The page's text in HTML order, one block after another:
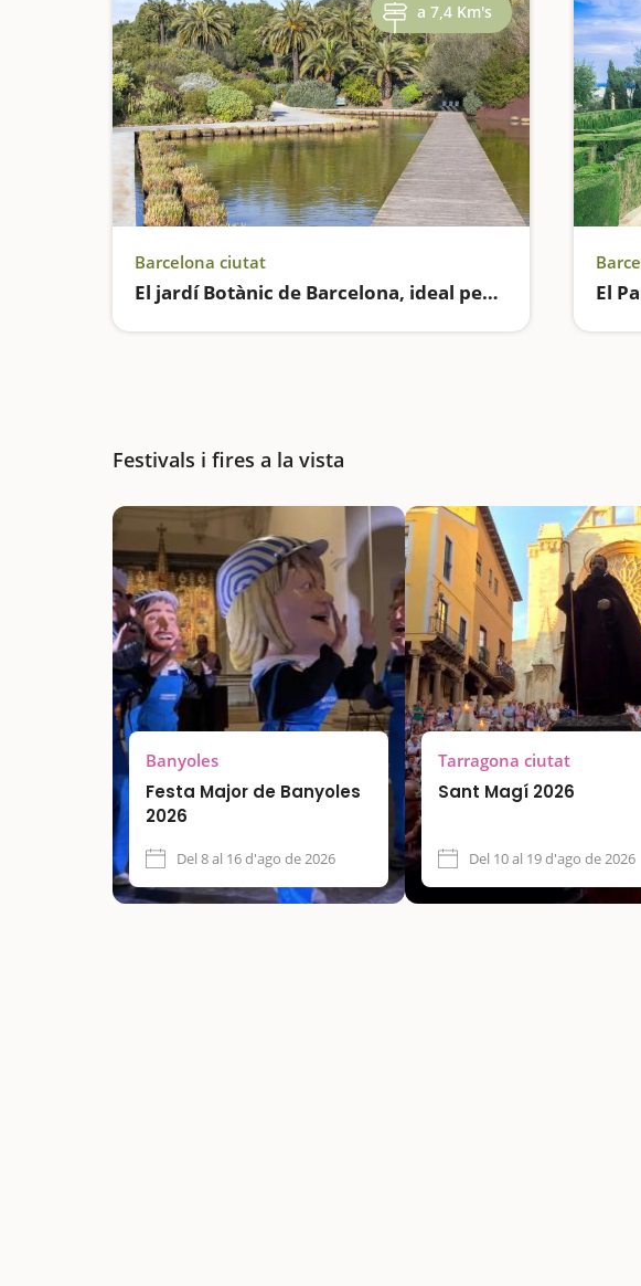
a 7,4 Km's
Barcelona ciutat
El jardí Botànic de Barcelona, ideal per anar amb nens a Barcelona
Festivals i fires a la vista
Banyoles
Festa Major de Banyoles
2026
Del 8 al 16 d'ago de 2026
Tarragona ciutat
Sant Magí 2026
Del 10 al 19 d'ago de 2026